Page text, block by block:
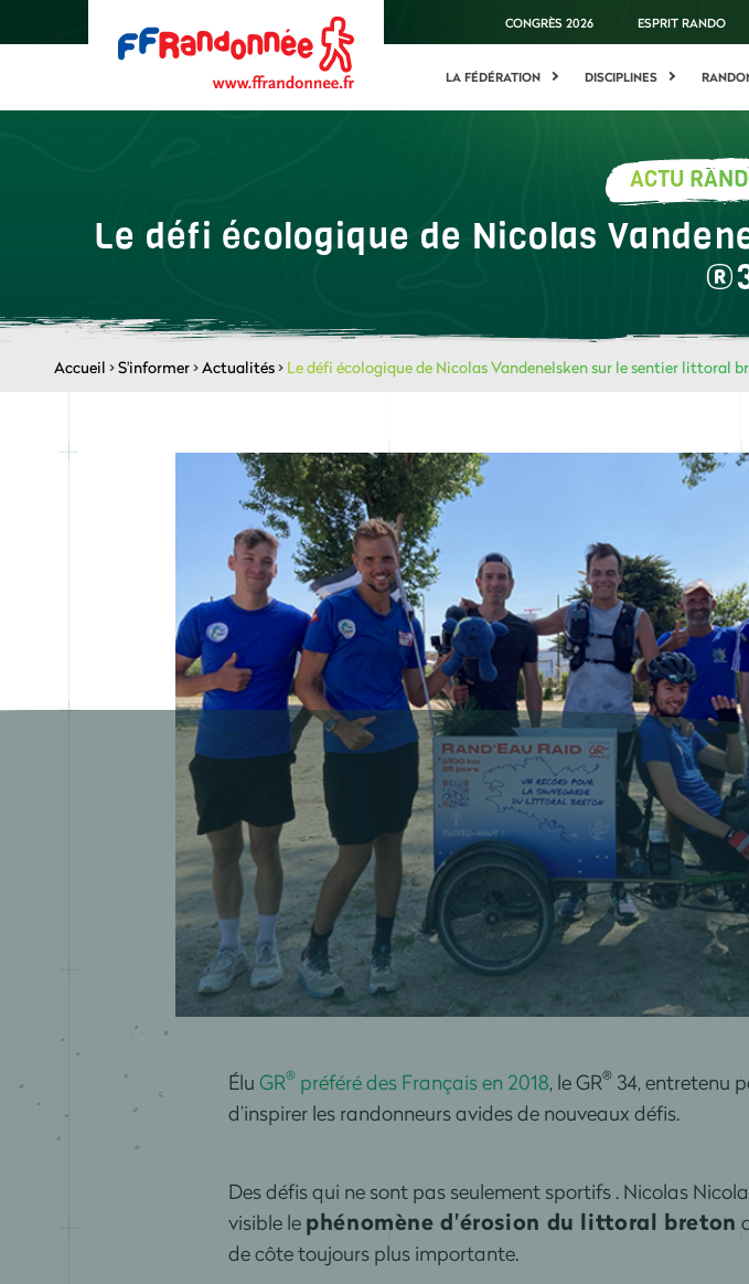
CONGRÈS 2026 ESPRIT RANDO
LA FÉDÉRATION DISCIPLINES
ACTU
Le défi écologique de Nicolas
Accueil >S'informer>Actualités> Le défi écologique de Nicolas Vandenelsken sur le sentier littoral
Élu GR®préféré des Français en 2018, le GR®34, entretenu
d’inspirer les randonneurs avides de nouveaux défis.
Des défis qui ne sont pas seulement sportifs . Nicolas
visible le phénomène d'érosion du littoral breton
de côte toujours plus importante.